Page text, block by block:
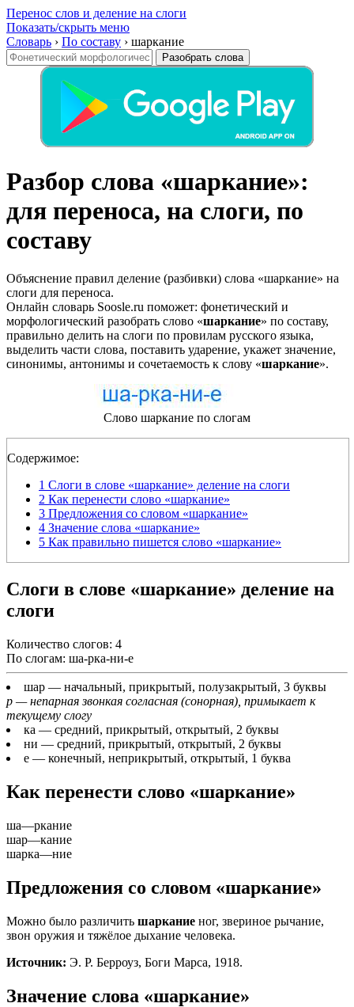
Перенос слов и деление на слоги
Показать/скрыть меню
Словарь › По составу › шаркание
Разобрать слова
Разбор слова «шаркание»:
для переноса, на слоги, по
составу
Объяснение правил деление (разбивки) слова «шаркание» на
слоги для переноса.
Онлайн словарь Soosle.ru поможет: фонетический и
морфологический разобрать слово «шаркание» по составу,
правильно делить на слоги по провилам русского языка,
выделить части слова, поставить ударение, укажет значение,
синонимы, антонимы и сочетаемость к слову «шаркание».
Слово шаркание по слогам
Содержимое:
1 Слоги в слове «шаркание» деление на слоги
2 Как перенести слово «шаркание»
3 Предложения со словом «шаркание»
4 Значение слова «шаркание»
5 Как правильно пишется слово «шаркание»
Слоги в слове «шаркание» деление на
слоги
Количество слогов: 4
По слогам: ша-рка-ни-е
шар — начальный, прикрытый, полузакрытый, 3 буквы
р — непарная звонкая согласная (сонорная), примыкает к
текущему слогу
ка — средний, прикрытый, открытый, 2 буквы
ни — средний, прикрытый, открытый, 2 буквы
е — конечный, неприкрытый, открытый, 1 буква
Как перенести слово «шаркание»
ша—ркание
шар—кание
шарка—ние
Предложения со словом «шаркание»
Можно было различить шаркание ног, звериное рычание,
звон оружия и тяжёлое дыхание человека.
Источник: Э. Р. Берроуз, Боги Марса, 1918.
Значение слова «шаркание»